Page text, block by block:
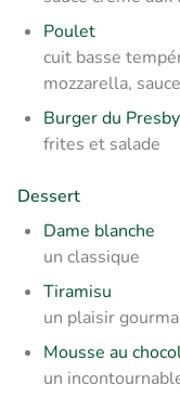
Poulet
cuit basse
mozzarella,
Burger du
frites et salade
Dessert
Dame blanche
un classique
Tiramisu
un plaisir
Mousse au
un